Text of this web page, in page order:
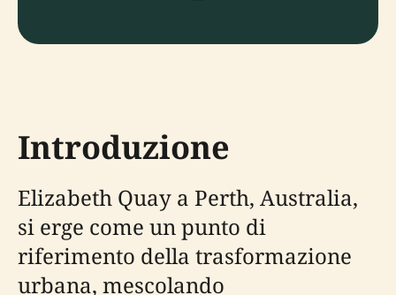
Introduzione
Elizabeth Quay a Perth, Australia,
si erge come un punto di
riferimento della trasformazione
urbana, mescolando